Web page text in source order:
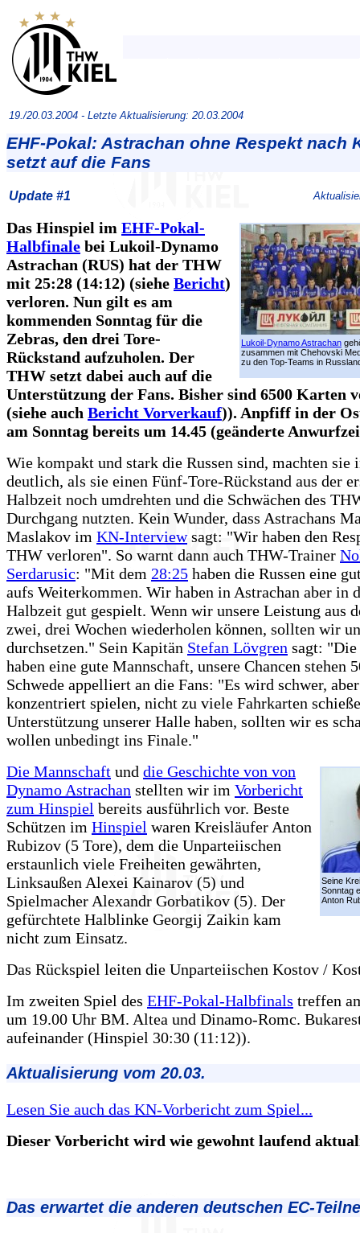
19./20.03.2004 - Letzte Aktualisierung: 20.03.2004
EHF-Pokal: Astrachan ohne Respekt nach
setzt auf die Fans
Update #1
Lukoil-Dynamo Astrachan
zusammen mit Chehovski
zu den Top-Teams in
Das Hinspiel im EHF-Pokal-
Halbfinale bei Lukoil-Dynamo
Astrachan (RUS) hat der THW
mit 25:28 (14:12) (siehe Bericht)
verloren. Nun gilt es am
kommenden Sonntag für die
Zebras, den drei Tore-
Rückstand aufzuholen. Der
THW setzt dabei auch auf die
Unterstützung der Fans. Bisher sind 6500 Karten
(siehe auch Bericht Vorverkauf)). Anpfiff in der
am Sonntag bereits um 14.45 (geänderte
Wie kompakt und stark die Russen sind, machten sie
deutlich, als sie einen Fünf-Tore-Rückstand aus der
Halbzeit noch umdrehten und die Schwächen des
Durchgang nutzten. Kein Wunder, dass Astrachans
Maslakov im KN-Interviewsagt: "Wir haben den
THW verloren". So warnt dann auch THW-Trainer
Serdarusic: "Mit dem 28:25 haben die Russen eine
aufs Weiterkommen. Wir haben in Astrachan aber in
Halbzeit gut gespielt. Wenn wir unsere Leistung aus
zwei, drei Wochen wiederholen können, sollten wir
durchsetzen." Sein Kapitän Stefan Lövgren sagt: "Die
haben eine gute Mannschaft, unsere Chancen stehen
Schwede appelliert an die Fans: "Es wird schwer,
konzentriert spielen, nicht zu viele Fahrkarten
Unterstützung unserer Halle haben, sollten wir es
wollen unbedingt ins Finale."
Seine
Sonntag
Anton
Die Mannschaft und die Geschichte von von
Dynamo Astrachan stellten wir im Vorbericht
zum Hinspiel bereits ausführlich vor. Beste
Schützen im Hinspiel waren Kreisläufer Anton
Rubizov (5 Tore), dem die Unparteiischen
erstaunlich viele Freiheiten gewährten,
Linksaußen Alexei Kainarov (5) und
Spielmacher Alexandr Gorbatikov (5). Der
gefürchtete Halblinke Georgij Zaikin kam
nicht zum Einsatz.
Das Rückspiel leiten die Unparteiischen Kostov /
Im zweiten Spiel des EHF-Pokal-Halbfinals treffen
um 19.00 Uhr BM. Altea und Dinamo-Romc.
aufeinander (Hinspiel 30:30 (11:12)).
Aktualisierung vom 20.03.
Lesen Sie auch das KN-Vorbericht zum Spiel...
Dieser Vorbericht wird wie gewohnt laufend
Das erwartet die anderen deutschen EC-